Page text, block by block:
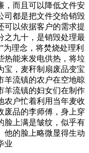
，而且可以降低文件安
司都是把文件交给销毁
可以依据客户的需求提
之九十，是销毁处理最
理念，将焚烧处理利
热能来发电供热，将垃
宝，麦秆制扇废品变宝
羊流镇的农户在空地晾
羊流镇的妇女们在制作
农户忙着利用当年麦收
废品的李师傅，身上穿
脸上满是皱纹，似乎有
的脸上略微显得生动
业